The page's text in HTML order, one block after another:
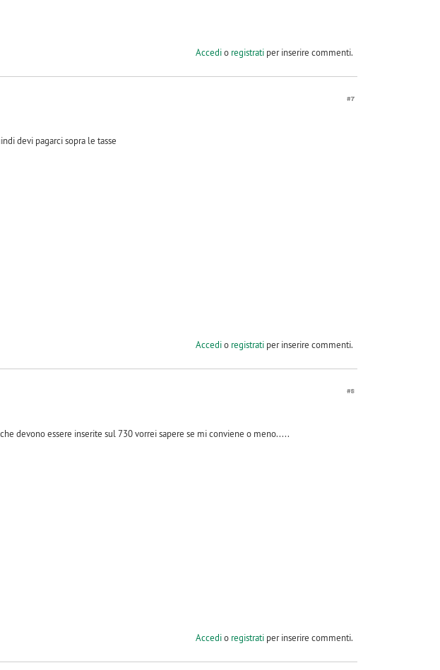
Accedio registratiper inserire commenti.
#7
devi pagarci sopra le tasse
Accedio registratiper inserire commenti.
#8
devono essere inserite sul 730 vorrei sapere se mi conviene o meno.....
Accedio registratiper inserire commenti.